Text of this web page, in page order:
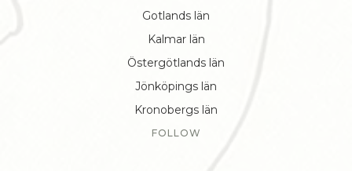
Gotlands län
Kalmar län
Östergötlands län
Jönköpings län
Kronobergs län
FOLLOW